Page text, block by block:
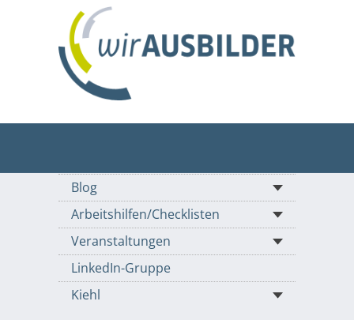
Blog
Arbeitshilfen/Checklisten
Veranstaltungen
LinkedIn-Gruppe
Kiehl